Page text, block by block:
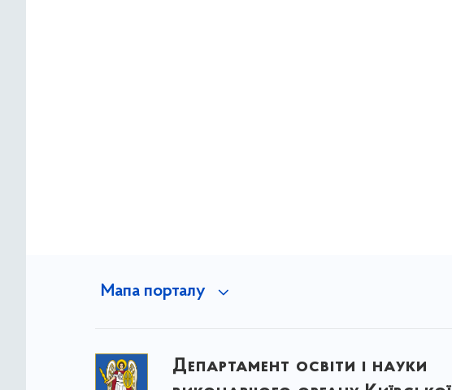
Мапа порталу
Департамент освіти і науки